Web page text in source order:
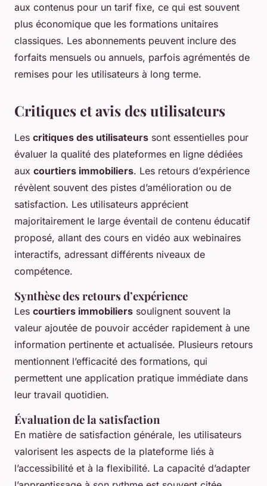
aux contenus pour un tarif fixe, ce qui est souvent
plus économique que les formations unitaires
classiques. Les abonnements peuvent inclure des
forfaits mensuels ou annuels, parfois agrémentés de
remises pour les utilisateurs à long terme.
Critiques et avis des utilisateurs
Les critiques des utilisateurs sont essentielles pour
évaluer la qualité des plateformes en ligne dédiées
aux courtiers immobiliers. Les retours d’expérience
révèlent souvent des pistes d’amélioration ou de
satisfaction. Les utilisateurs apprécient
majoritairement le large éventail de contenu éducatif
proposé, allant des cours en vidéo aux webinaires
interactifs, adressant différents niveaux de
compétence.
Synthèse des retours d’expérience
Les courtiers immobiliers soulignent souvent la
valeur ajoutée de pouvoir accéder rapidement à une
information pertinente et actualisée. Plusieurs retours
mentionnent l’efficacité des formations, qui
permettent une application pratique immédiate dans
leur travail quotidien.
Évaluation de la satisfaction
En matière de satisfaction générale, les utilisateurs
valorisent les aspects de la plateforme liés à
l’accessibilité et à la flexibilité. La capacité d’adapter